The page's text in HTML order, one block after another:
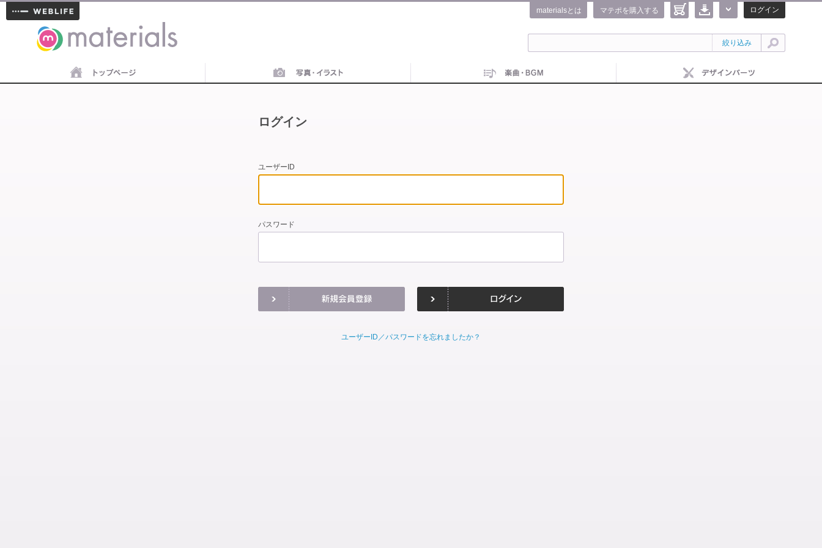
materials
ログイン
マテポを購入する
materialsとは
絞り込み
ログイン
ユーザーID
パスワード
ユーザーID／パスワードを忘れましたか？